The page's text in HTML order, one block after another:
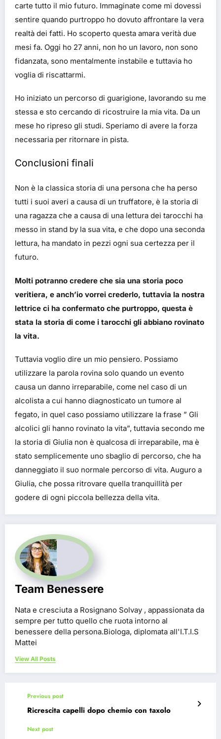
carte tutto il mio futuro. Immaginate come mi dovessi
sentire quando purtroppo ho dovuto affrontare la vera
realtà dei fatti. Ho scoperto questa amara verità due
mesi fa. Oggi ho 27 anni, non ho un lavoro, non sono
fidanzata, sono mentalmente instabile e tuttavia ho
voglia di riscattarmi.
Ho iniziato un percorso di guarigione, lavorando su me
stessa e sto cercando di ricostruire la mia vita. Da un
mese ho ripreso gli studi. Speriamo di avere la forza
necessaria per ritornare in pista.
Conclusioni finali
Non è la classica storia di una persona che ha perso
tutti i suoi averi a causa di un truffatore, è la storia di
una ragazza che a causa di una lettura dei tarocchi ha
messo in stand by la sua vita, e che dopo una seconda
lettura, ha mandato in pezzi ogni sua certezza per il
futuro.
Molti potranno credere che sia una storia poco
veritiera, e anch’io vorrei crederlo, tuttavia la nostra
lettrice ci ha confermato che purtroppo, questa è
stata la storia di come i tarocchi gli abbiano rovinato
la vita.
Tuttavia voglio dire un mio pensiero. Possiamo
utilizzare la parola rovina solo quando un evento
causa un danno irreparabile, come nel caso di un
alcolista a cui hanno diagnosticato un tumore al
fegato, in quel caso possiamo utilizzare la frase ” Gli
alcolici gli hanno rovinato la vita”, tuttavia secondo me
la storia di Giulia non è qualcosa di irreparabile, ma è
stato semplicemente uno sbaglio di percorso, che ha
danneggiato il suo normale percorso di vita. Auguro a
Giulia, che possa ritrovare quella tranquillità per
godere di ogni piccola bellezza della vita.
Team Benessere
Nata e cresciuta a Rosignano Solvay , appassionata da
sempre per tutto quello che ruota intorno al
benessere della persona.Biologa, diplomata all'I.T.I.S
Mattei
View All Posts
Previous post
Ricrescita capelli dopo chemio con taxolo
Next post